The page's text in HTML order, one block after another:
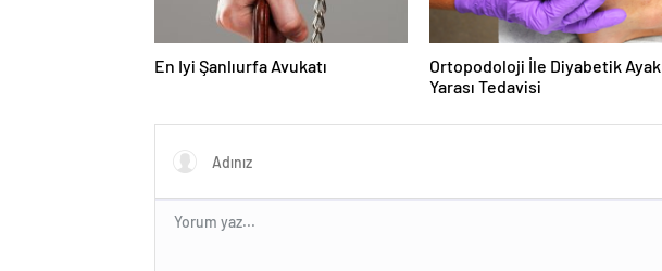
En Iyi Şanlıurfa Avukatı
Ortopodoloji İle Diyabetik Ayak
Yarası Tedavisi